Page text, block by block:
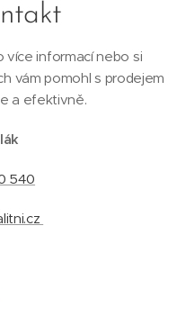
informací nebo si
vám pomohl s prodejem
a efektivně.
540